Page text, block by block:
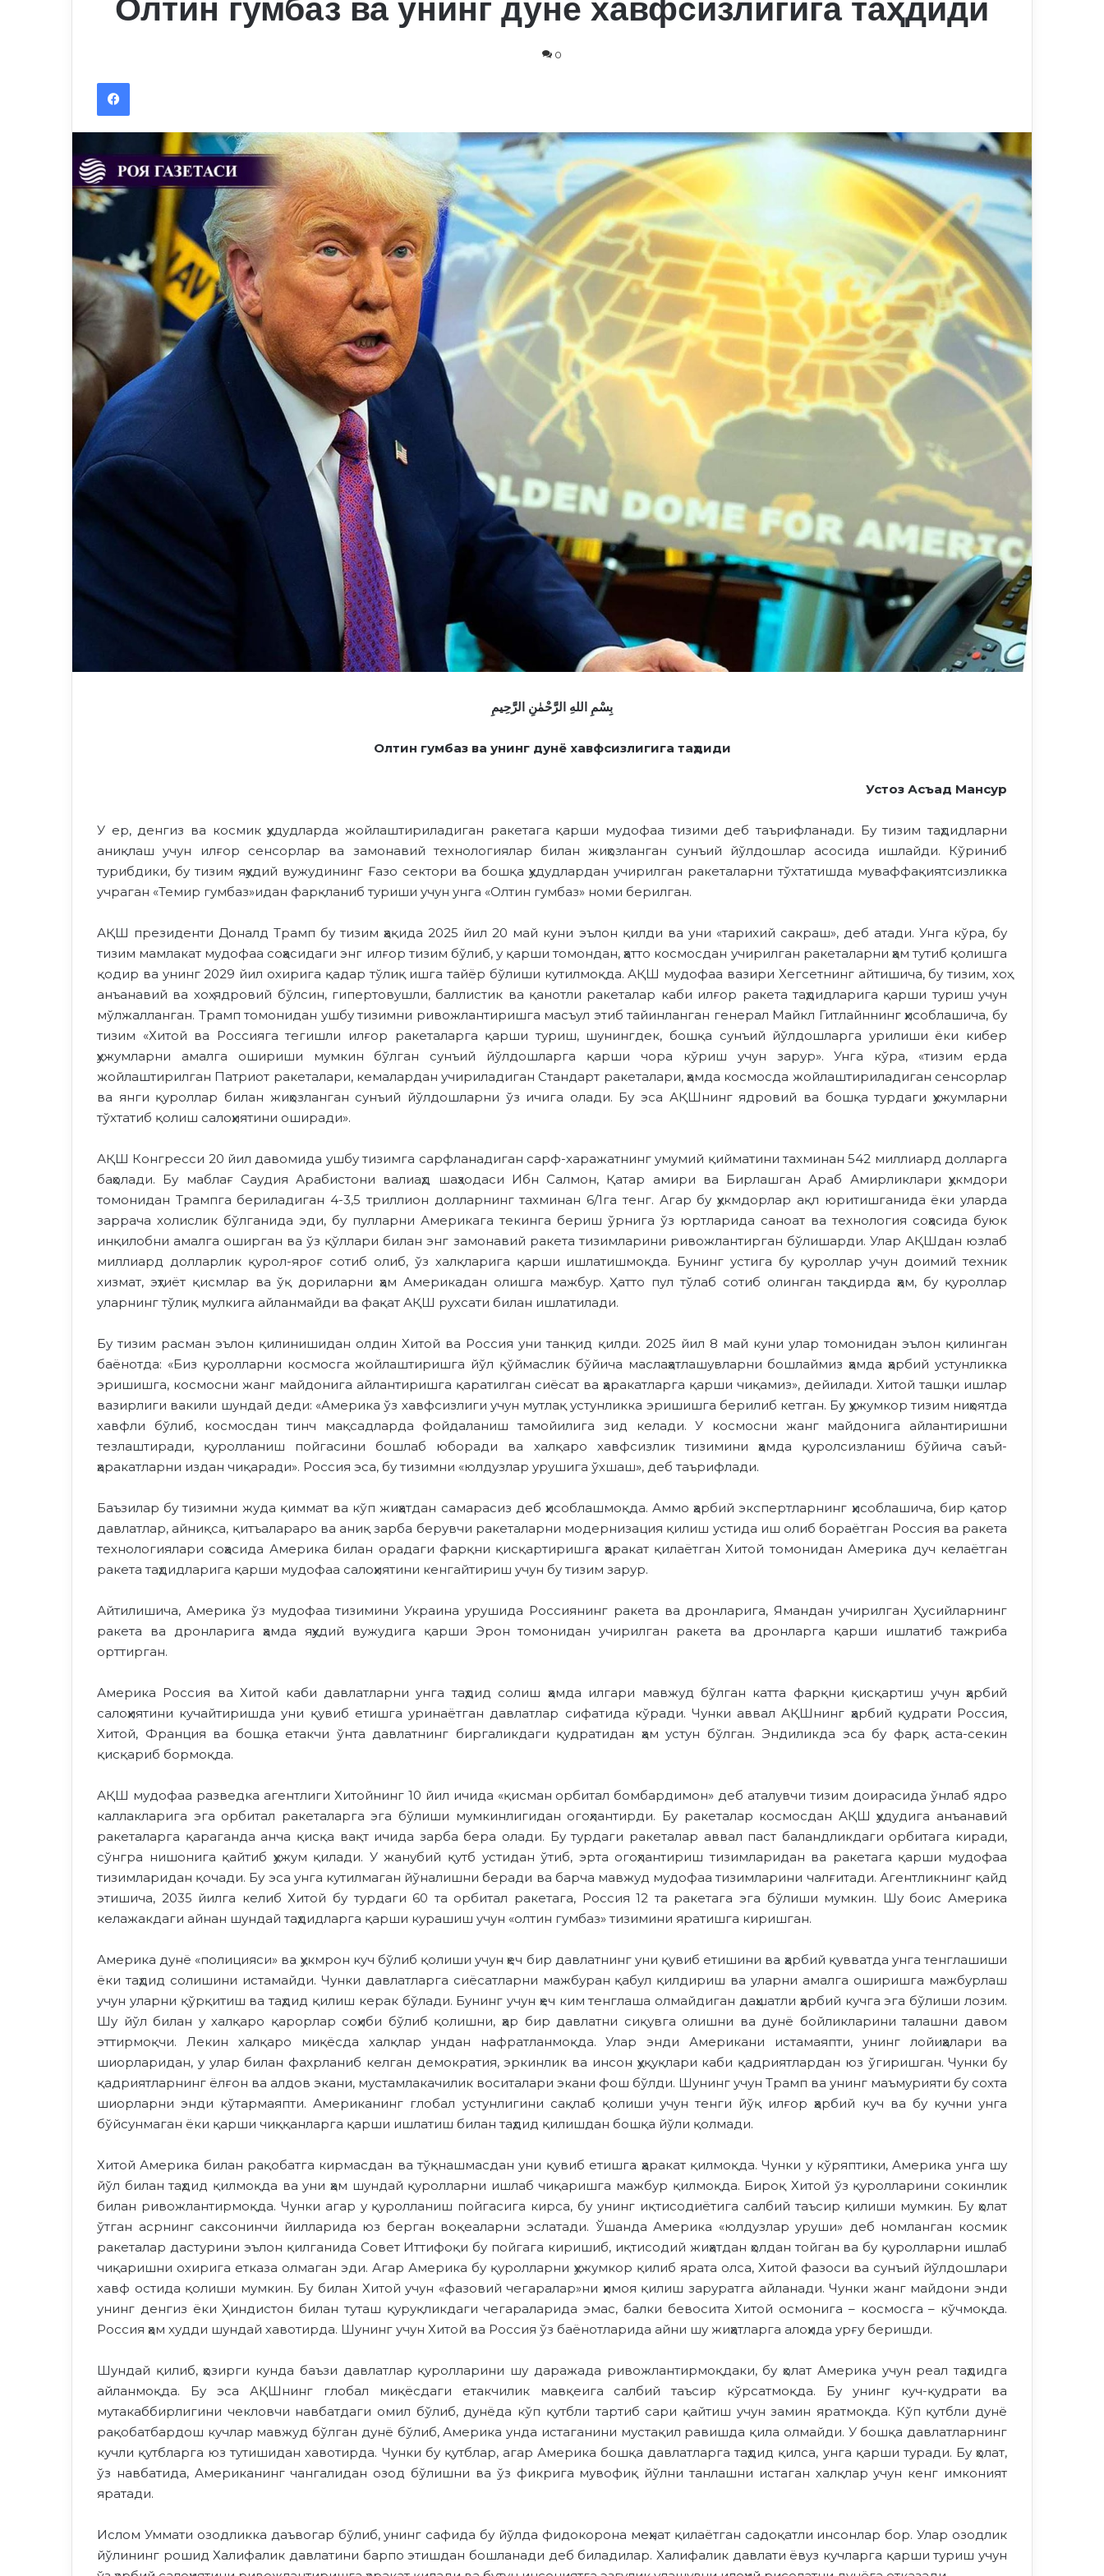
Олтин гумбаз ва унинг дунё хавфсизлигига таҳдиди
0
بِسْمِ اللهِ الرَّحْمٰنِ الرَّحِيمِ
Олтин гумбаз ва унинг дунё хавфсизлигига таҳдиди
Устоз Асъад Мансур
У ер, денгиз ва космик ҳудудларда жойлаштириладиган ракетага қарши мудофаа тизими деб таърифланади. Бу тизим таҳдидларни
аниқлаш учун илғор сенсорлар ва замонавий технологиялар билан жиҳозланган сунъий йўлдошлар асосида ишлайди. Кўриниб
турибдики, бу тизим яҳудий вужудининг Ғазо сектори ва бошқа ҳудудлардан учирилган ракеталарни тўхтатишда муваффақиятсизликка
учраган «Темир гумбаз»идан фарқланиб туриши учун унга «Олтин гумбаз» номи берилган.
АҚШ президенти Доналд Трамп бу тизим ҳақида 2025 йил 20 май куни эълон қилди ва уни «тарихий сакраш», деб атади. Унга кўра, бу
тизим мамлакат мудофаа соҳасидаги энг илғор тизим бўлиб, у қарши томондан, ҳатто космосдан учирилган ракеталарни ҳам тутиб қолишга
қодир ва унинг 2029 йил охирига қадар тўлиқ ишга тайёр бўлиши кутилмоқда. АҚШ мудофаа вазири Хегсетнинг айтишича, бу тизим, хоҳ
анъанавий ва хоҳ ядровий бўлсин, гипертовушли, баллистик ва қанотли ракеталар каби илғор ракета таҳдидларига қарши туриш учун
мўлжалланган. Трамп томонидан ушбу тизимни ривожлантиришга масъул этиб тайинланган генерал Майкл Гитлайннинг ҳисоблашича, бу
тизим «Хитой ва Россияга тегишли илғор ракеталарга қарши туриш, шунингдек, бошқа сунъий йўлдошларга урилиши ёки кибер
ҳужумларни амалга ошириши мумкин бўлган сунъий йўлдошларга қарши чора кўриш учун зарур». Унга кўра, «тизим ерда
жойлаштирилган Патриот ракеталари, кемалардан учириладиган Стандарт ракеталари, ҳамда космосда жойлаштириладиган сенсорлар
ва янги қуроллар билан жиҳозланган сунъий йўлдошларни ўз ичига олади. Бу эса АҚШнинг ядровий ва бошқа турдаги ҳужумларни
тўхтатиб қолиш салоҳиятини оширади».
АҚШ Конгресси 20 йил давомида ушбу тизимга сарфланадиган сарф-харажатнинг умумий қийматини тахминан 542 миллиард долларга
баҳолади. Бу маблағ Саудия Арабистони валиаҳд шаҳзодаси Ибн Салмон, Қатар амири ва Бирлашган Араб Амирликлари ҳукмдори
томонидан Трампга бериладиган 4-3,5 триллион долларнинг тахминан 6/1га тенг. Агар бу ҳукмдорлар ақл юритишганида ёки уларда
заррача холислик бўлганида эди, бу пулларни Америкага текинга бериш ўрнига ўз юртларида саноат ва технология соҳасида буюк
инқилобни амалга оширган ва ўз қўллари билан энг замонавий ракета тизимларини ривожлантирган бўлишарди. Улар АҚШдан юзлаб
миллиард долларлик қурол-яроғ сотиб олиб, ўз халқларига қарши ишлатишмоқда. Бунинг устига бу қуроллар учун доимий техник
хизмат, эҳтиёт қисмлар ва ўқ дориларни ҳам Америкадан олишга мажбур. Ҳатто пул тўлаб сотиб олинган тақдирда ҳам, бу қуроллар
уларнинг тўлиқ мулкига айланмайди ва фақат АҚШ рухсати билан ишлатилади.
Бу тизим расман эълон қилинишидан олдин Хитой ва Россия уни танқид қилди. 2025 йил 8 май куни улар томонидан эълон қилинган
баёнотда: «Биз қуролларни космосга жойлаштиришга йўл қўймаслик бўйича маслаҳатлашувларни бошлаймиз ҳамда ҳарбий устунликка
эришишга, космосни жанг майдонига айлантиришга қаратилган сиёсат ва ҳаракатларга қарши чиқамиз», дейилади. Хитой ташқи ишлар
вазирлиги вакили шундай деди: «Америка ўз хавфсизлиги учун мутлақ устунликка эришишга берилиб кетган. Бу ҳужумкор тизим ниҳоятда
хавфли бўлиб, космосдан тинч мақсадларда фойдаланиш тамойилига зид келади. У космосни жанг майдонига айлантиришни
тезлаштиради, қуролланиш пойгасини бошлаб юборади ва халқаро хавфсизлик тизимини ҳамда қуролсизланиш бўйича саъй-
ҳаракатларни издан чиқаради». Россия эса, бу тизимни «юлдузлар урушига ўхшаш», деб таърифлади.
Баъзилар бу тизимни жуда қиммат ва кўп жиҳатдан самарасиз деб ҳисоблашмоқда. Аммо ҳарбий экспертларнинг ҳисоблашича, бир қатор
давлатлар, айниқса, қитъалараро ва аниқ зарба берувчи ракеталарни модернизация қилиш устида иш олиб бораётган Россия ва ракета
технологиялари соҳасида Америка билан орадаги фарқни қисқартиришга ҳаракат қилаётган Хитой томонидан Америка дуч келаётган
ракета таҳдидларига қарши мудофаа салоҳиятини кенгайтириш учун бу тизим зарур.
Айтилишича, Америка ўз мудофаа тизимини Украина урушида Россиянинг ракета ва дронларига, Ямандан учирилган Ҳусийларнинг
ракета ва дронларига ҳамда яҳудий вужудига қарши Эрон томонидан учирилган ракета ва дронларга қарши ишлатиб тажриба
орттирган.
Америка Россия ва Хитой каби давлатларни унга таҳдид солиш ҳамда илгари мавжуд бўлган катта фарқни қисқартиш учун ҳарбий
салоҳиятини кучайтиришда уни қувиб етишга уринаётган давлатлар сифатида кўради. Чунки аввал АҚШнинг ҳарбий қудрати Россия,
Хитой, Франция ва бошқа етакчи ўнта давлатнинг биргаликдаги қудратидан ҳам устун бўлган. Эндиликда эса бу фарқ аста-секин
қисқариб бормоқда.
АҚШ мудофаа разведка агентлиги Хитойнинг 10 йил ичида «қисман орбитал бомбардимон» деб аталувчи тизим доирасида ўнлаб ядро
каллакларига эга орбитал ракеталарга эга бўлиши мумкинлигидан огоҳлантирди. Бу ракеталар космосдан АҚШ ҳудудига анъанавий
ракеталарга қараганда анча қисқа вақт ичида зарба бера олади. Бу турдаги ракеталар аввал паст баландликдаги орбитага киради,
сўнгра нишонига қайтиб ҳужум қилади. У жанубий қутб устидан ўтиб, эрта огоҳлантириш тизимларидан ва ракетага қарши мудофаа
тизимларидан қочади. Бу эса унга кутилмаган йўналишни беради ва барча мавжуд мудофаа тизимларини чалғитади. Агентликнинг қайд
этишича, 2035 йилга келиб Хитой бу турдаги 60 та орбитал ракетага, Россия 12 та ракетага эга бўлиши мумкин. Шу боис Америка
келажакдаги айнан шундай таҳдидларга қарши курашиш учун «олтин гумбаз» тизимини яратишга киришган.
Америка дунё «полицияси» ва ҳукмрон куч бўлиб қолиши учун ҳеч бир давлатнинг уни қувиб етишини ва ҳарбий қувватда унга тенглашиши
ёки таҳдид солишини истамайди. Чунки давлатларга сиёсатларни мажбуран қабул қилдириш ва уларни амалга оширишга мажбурлаш
учун уларни қўрқитиш ва таҳдид қилиш керак бўлади. Бунинг учун ҳеч ким тенглаша олмайдиган даҳшатли ҳарбий кучга эга бўлиши лозим.
Шу йўл билан у халқаро қарорлар соҳиби бўлиб қолишни, ҳар бир давлатни сиқувга олишни ва дунё бойликларини талашни давом
эттирмоқчи. Лекин халқаро миқёсда халқлар ундан нафратланмоқда. Улар энди Американи истамаяпти, унинг лойиҳалари ва
шиорларидан, у улар билан фахрланиб келган демократия, эркинлик ва инсон ҳуқуқлари каби қадриятлардан юз ўгиришган. Чунки бу
қадриятларнинг ёлғон ва алдов экани, мустамлакачилик воситалари экани фош бўлди. Шунинг учун Трамп ва унинг маъмурияти бу сохта
шиорларни энди кўтармаяпти. Американинг глобал устунлигини сақлаб қолиши учун тенги йўқ илғор ҳарбий куч ва бу кучни унга
бўйсунмаган ёки қарши чиққанларга қарши ишлатиш билан таҳдид қилишдан бошқа йўли қолмади.
Хитой Америка билан рақобатга кирмасдан ва тўқнашмасдан уни қувиб етишга ҳаракат қилмоқда. Чунки у кўряптики, Америка унга шу
йўл билан таҳдид қилмоқда ва уни ҳам шундай қуролларни ишлаб чиқаришга мажбур қилмоқда. Бироқ Хитой ўз қуролларини сокинлик
билан ривожлантирмоқда. Чунки агар у қуролланиш пойгасига кирса, бу унинг иқтисодиётига салбий таъсир қилиши мумкин. Бу ҳолат
ўтган асрнинг саксонинчи йилларида юз берган воқеаларни эслатади. Ўшанда Америка «юлдузлар уруши» деб номланган космик
ракеталар дастурини эълон қилганида Совет Иттифоқи бу пойгага киришиб, иқтисодий жиҳатдан ҳолдан тойган ва бу қуролларни ишлаб
чиқаришни охирига етказа олмаган эди. Агар Америка бу қуролларни ҳужумкор қилиб ярата олса, Хитой фазоси ва сунъий йўлдошлари
хавф остида қолиши мумкин. Бу билан Хитой учун «фазовий чегаралар»ни ҳимоя қилиш заруратга айланади. Чунки жанг майдони энди
унинг денгиз ёки Ҳиндистон билан туташ қуруқликдаги чегараларида эмас, балки бевосита Хитой осмонига – космосга – кўчмоқда.
Россия ҳам худди шундай хавотирда. Шунинг учун Хитой ва Россия ўз баёнотларида айни шу жиҳатларга алоҳида урғу беришди.
Шундай қилиб, ҳозирги кунда баъзи давлатлар қуролларини шу даражада ривожлантирмоқдаки, бу ҳолат Америка учун реал таҳдидга
айланмоқда. Бу эса АҚШнинг глобал миқёсдаги етакчилик мавқеига салбий таъсир кўрсатмоқда. Бу унинг куч-қудрати ва
мутакаббирлигини чекловчи навбатдаги омил бўлиб, дунёда кўп қутбли тартиб сари қайтиш учун замин яратмоқда. Кўп қутбли дунё
рақобатбардош кучлар мавжуд бўлган дунё бўлиб, Америка унда истаганини мустақил равишда қила олмайди. У бошқа давлатларнинг
кучли қутбларга юз тутишидан хавотирда. Чунки бу қутблар, агар Америка бошқа давлатларга таҳдид қилса, унга қарши туради. Бу ҳолат,
ўз навбатида, Американинг чангалидан озод бўлишни ва ўз фикрига мувофиқ йўлни танлашни истаган халқлар учун кенг имконият
яратади.
Ислом Уммати озодликка даъвогар бўлиб, унинг сафида бу йўлда фидокорона меҳнат қилаётган садоқатли инсонлар бор. Улар озодлик
йўлининг рошид Халифалик давлатини барпо этишдан бошланади деб биладилар. Халифалик давлати ёвуз кучларга қарши туриш учун